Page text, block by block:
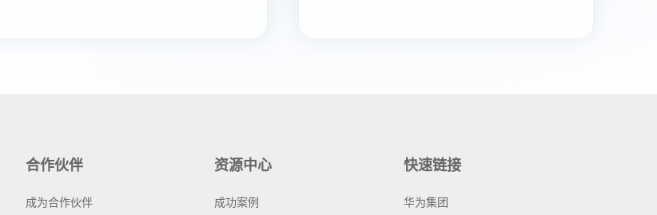
合作伙伴
成为合作伙伴
资源中心
成功案例
快速链接
华为集团